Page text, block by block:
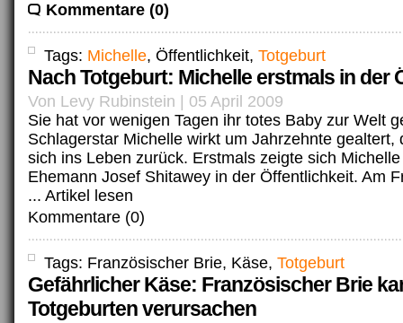
Kommentare (0)
Tags: Michelle, Öffentlichkeit, Totgeburt
Nach Totgeburt: Michelle erstmals in der
Von Levy Rubinstein | 05 April 2009
Sie hat vor wenigen Tagen ihr totes Baby zur Welt
Schlagerstar Michelle wirkt um Jahrzehnte gealtert,
sich ins Leben zurück. Erstmals zeigte sich
Ehemann Josef Shitawey in der Öffentlichkeit. Am
... Artikel lesen
Kommentare (0)
Tags: Französischer Brie, Käse, Totgeburt
Gefährlicher Käse: Französischer Brie
Totgeburten verursachen